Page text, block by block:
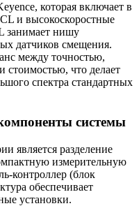
которая включает в
и высокоскоростные
занимает нишу
датчиков смещения.
между точностью,
стоимостью, что делает
спектра стандартных
системы
является разделение
измерительную
контроллер (блок
обеспечивает
установки.